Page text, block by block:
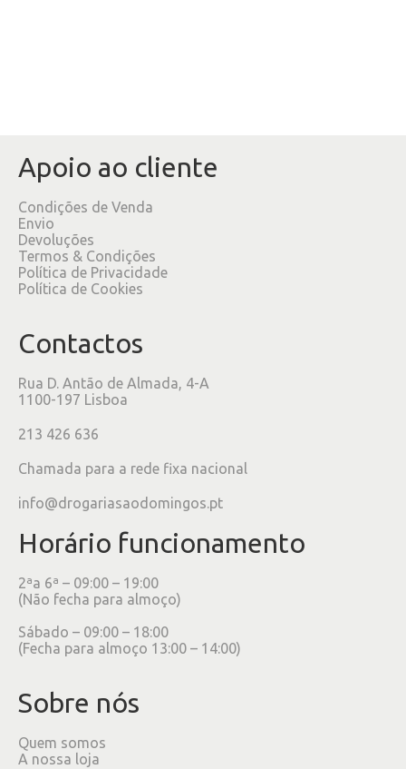
Apoio ao cliente
Condições de Venda
Envio
Devoluções
Termos & Condições
Política de Privacidade
Política de Cookies
Contactos
Rua D. Antão de Almada, 4-A
1100-197 Lisboa
213 426 636
Chamada para a rede fixa nacional
info@drogariasaodomingos.pt
Horário funcionamento
2ªa 6ª – 09:00 – 19:00
(Não fecha para almoço)
Sábado – 09:00 – 18:00
(Fecha para almoço 13:00 – 14:00)
Sobre nós
Quem somos
A nossa loja